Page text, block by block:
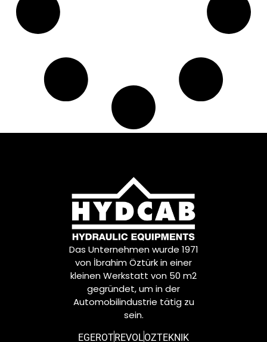
Das Unternehmen wurde 1971
von İbrahim Öztürk in einer
kleinen Werkstatt von 50 m2
gegründet, um in der
Automobilindustrie tätig zu
sein.
EGEROTREVOLOZTEKNIK